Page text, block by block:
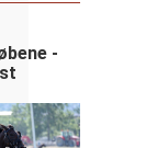
-